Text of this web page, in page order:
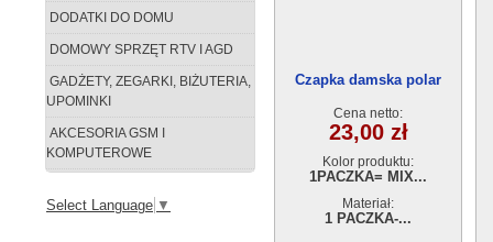
DODATKI DO DOMU
DOMOWY SPRZĘT RTV I AGD
GADŻETY, ZEGARKI, BIŻUTERIA,
UPOMINKI
AKCESORIA GSM I
KOMPUTEROWE
Select Language ▼
Czapka damska polar
Cena netto:
23,00 zł
Kolor produktu:
1PACZKA= MIX...
Materiał:
1 PACZKA-...